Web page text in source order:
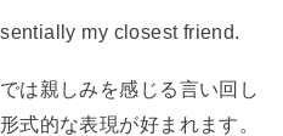
my closest friend.
は親しみを感じる言い回し
式的な表現が好まれます。